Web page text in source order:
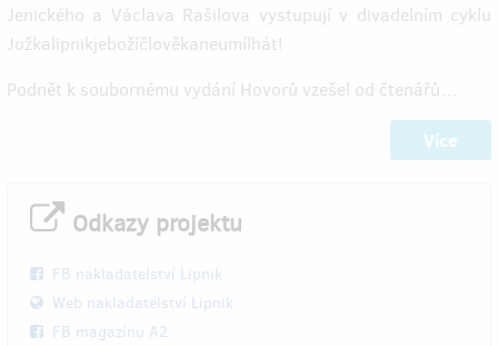
Jenického a Václava Rašilova vystupují v divadelním cyklu
Jožkalipnikjebožíčlověkaneumílhát!
Podnět k soubornému vydání Hovorů vzešel od čtenářů…
Více
Odkazy projektu
FB nakladatelství Lipnik
Web nakladatelství Lipnik
FB magazínu A2